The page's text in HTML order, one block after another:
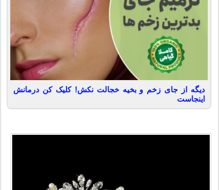
دیگه از جای زخم و بخیه خجالت نکش! کلیک کن درمانش
اینجاست